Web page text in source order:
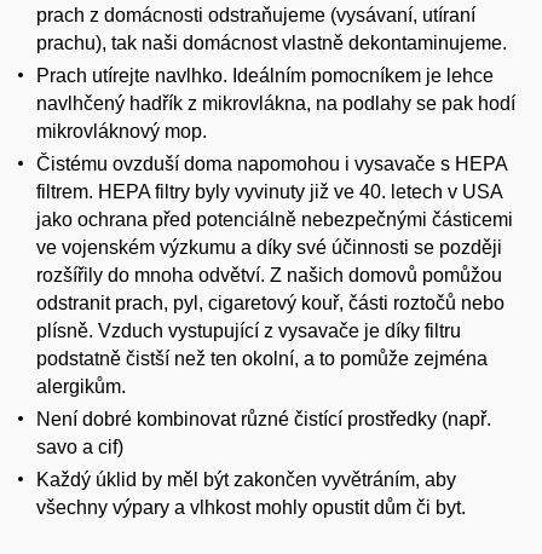
prach z domácnosti odstraňujeme (vysávaní, utíraní
prachu), tak naši domácnost vlastně dekontaminujeme.
Prach utírejte navlhko. Ideálním pomocníkem je lehce
navlhčený hadřík z mikrovlákna, na podlahy se pak hodí
mikrovláknový mop.
Čistému ovzduší doma napomohou i vysavače s HEPA
filtrem. HEPA filtry byly vyvinuty již ve 40. letech v USA
jako ochrana před potenciálně nebezpečnými částicemi
ve vojenském výzkumu a díky své účinnosti se později
rozšířily do mnoha odvětví. Z našich domovů pomůžou
odstranit prach, pyl, cigaretový kouř, části roztočů nebo
plísně. Vzduch vystupující z vysavače je díky filtru
podstatně čistší než ten okolní, a to pomůže zejména
alergikům.
Není dobré kombinovat různé čistící prostředky (např.
savo a cif)
Každý úklid by měl být zakončen vyvětráním, aby
všechny výpary a vlhkost mohly opustit dům či byt.